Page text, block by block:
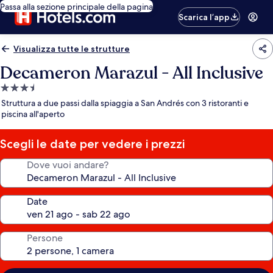
Passa alla sezione principale della pagina
Scarica l’app
Visualizza tutte le strutture
Decameron Marazul - All Inclusive
Struttura
a
3.5
stelle
Struttura a due passi dalla spiaggia a San Andrés con 3 ristoranti e
piscina all'aperto
Scegli le date per vedere i prezzi
Dove vuoi andare?
Date
Persone